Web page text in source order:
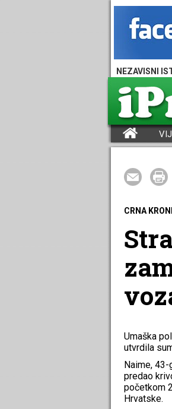
NEZAVISNI
CRNA
Umaška
utvrdila
Naime,
predao
početkom
Hrvatske.